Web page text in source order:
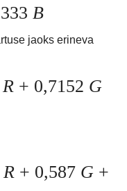
B
jaoks erineva
R + 0,7152 G
R + 0,587 G +